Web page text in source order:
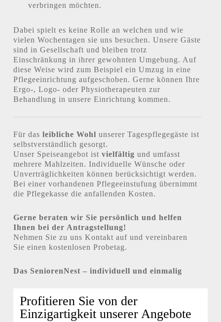
verbringen möchten.
Dabei spielt es keine Rolle an welchen und wie
vielen Wochentagen sie uns besuchen. Unsere Gäste
sind in Gesellschaft und bleiben trotz
Einschränkung in ihrer gewohnten Umgebung. Auf
diese Weise wird zum Beispiel ein Umzug in eine
Pflegeeinrichtung aufgeschoben. Gerne können Ihre
Ergo-, Logo- oder Physiotherapeuten zur
Behandlung in unsere Einrichtung kommen.
Für das leibliche Wohl unserer Tagespflegegäste ist
selbstverständlich gesorgt.
Unser Speiseangebot ist vielfältig und umfasst
mehrere Mahlzeiten. Individuelle Wünsche oder
Unverträglichkeiten können berücksichtigt werden.
Bei einer vorhandenen Pflegeeinstufung übernimmt
die Pflegekasse die anfallenden Kosten.
Gerne beraten wir Sie persönlich und helfen
Ihnen bei der Antragstellung!
Nehmen Sie zu uns Kontakt auf und vereinbaren
Sie einen kostenlosen Probetag.
Das SeniorenNest – individuell und einmalig
Profitieren Sie von der
Einzigartigkeit unserer Angebote